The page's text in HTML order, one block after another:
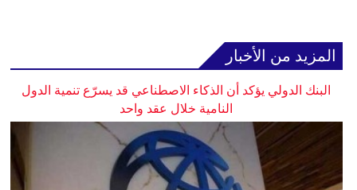
المزيد من الأخبار
البنك الدولي يؤكد أن الذكاء الاصطناعي قد يسرّع تنمية الدول
النامية خلال عقد واحد